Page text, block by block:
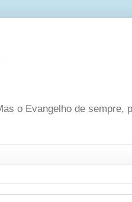
o Evangelho de sempre,